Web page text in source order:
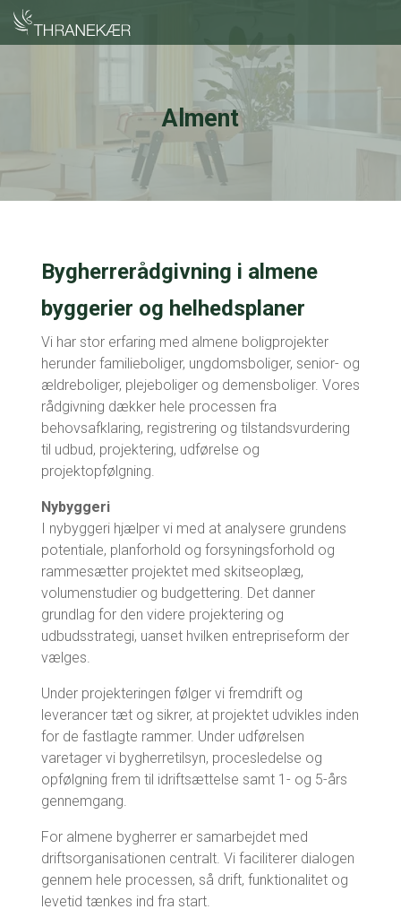
Alment
Bygherrerådgivning i almene
byggerier og helhedsplaner
Vi har stor erfaring med almene boligprojekter
herunder familieboliger, ungdomsboliger, senior- og
ældreboliger, plejeboliger og demensboliger. Vores
rådgivning dækker hele processen fra
behovsafklaring, registrering og tilstandsvurdering
til udbud, projektering, udførelse og
projektopfølgning.
Nybyggeri
I nybyggeri hjælper vi med at analysere grundens
potentiale, planforhold og forsyningsforhold og
rammesætter projektet med skitseoplæg,
volumenstudier og budgettering. Det danner
grundlag for den videre projektering og
udbudsstrategi, uanset hvilken entrepriseform der
vælges.
Under projekteringen følger vi fremdrift og
leverancer tæt og sikrer, at projektet udvikles inden
for de fastlagte rammer. Under udførelsen
varetager vi bygherretilsyn, procesledelse og
opfølgning frem til idriftsættelse samt 1- og 5-års
gennemgang.
For almene bygherrer er samarbejdet med
driftsorganisationen centralt. Vi faciliterer dialogen
gennem hele processen, så drift, funktionalitet og
levetid tænkes ind fra start.